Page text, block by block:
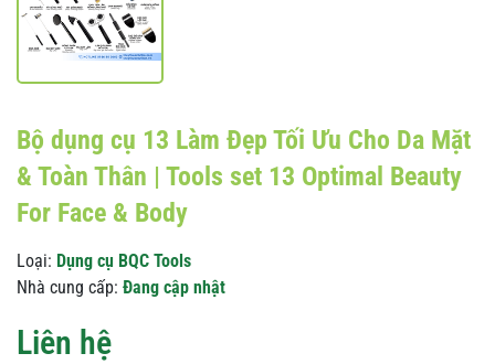
Bộ dụng cụ 13 Làm Đẹp Tối Ưu Cho Da Mặt
& Toàn Thân | Tools set 13 Optimal Beauty
For Face & Body
Loại: Dụng cụ BQC Tools
Nhà cung cấp: Đang cập nhật
Liên hệ